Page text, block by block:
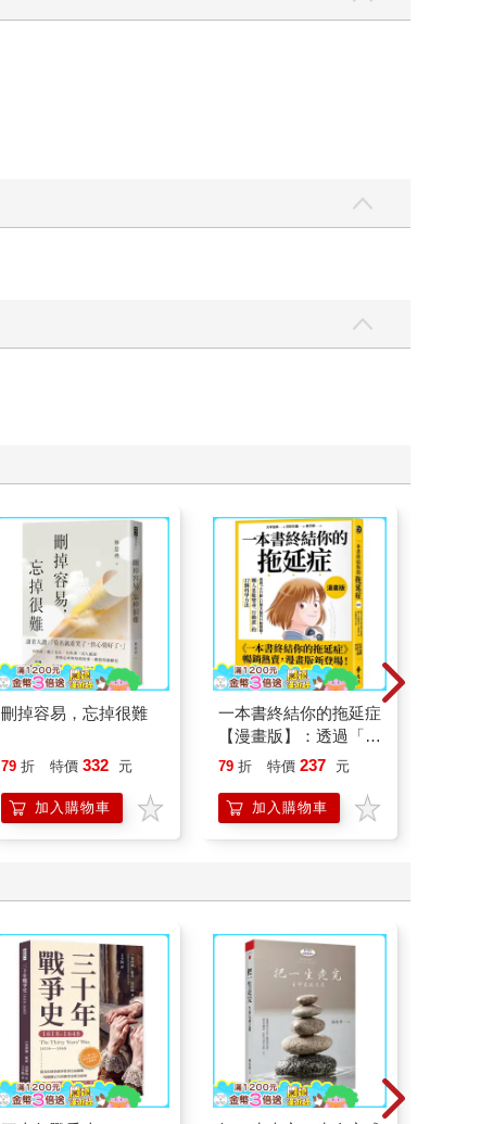
刪掉容易，忘掉很難
79 折 特價 332 元
加入購物車
一本書終結你的拖延症
【漫畫版】：透過「小
行動」打開大腦的行動
「行動派」的37個科
學方法
79 折 特價 237 元
加入購物車